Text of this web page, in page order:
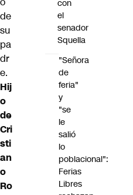
de
su
pa
dr
e.
Hij
o
de
Cri
sti
an
o
Ro
con
el
senador
Squella
"Señora
de
feria"
y
"se
le
salió
lo
poblacional":
Ferias
Libres